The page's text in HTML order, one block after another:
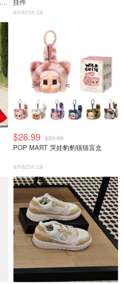
amazon.ca
$26.99 $30.99
POP MART 哭娃豹豹猫猫盲盒
amazon.ca